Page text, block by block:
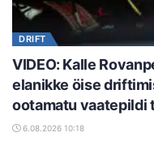
DRIFT
VIDEO: Kalle
elanikke öise
ootamatu vaatepildi
6.08.2026 10:18